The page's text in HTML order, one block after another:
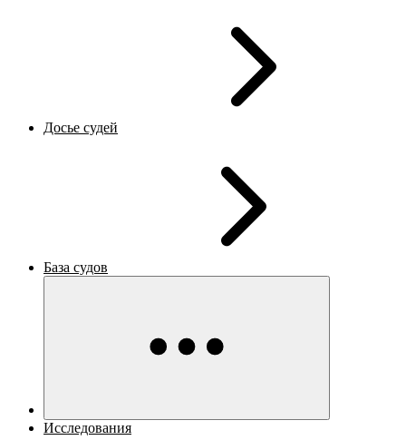
Досье судей
База судов
Исследования